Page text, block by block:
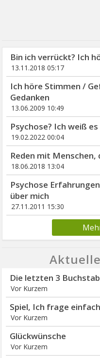
Bin ich verrückt? Ich
13.11.2018 05:17
Ich höre Stimmen /
Gedanken
13.06.2009 10:49
Psychose? Ich weiß
19.02.2022 00:04
Reden mit Menschen,
18.06.2018 13:04
Psychose
über mich
27.11.2011 15:30
Die letzten 3
Vor Kurzem
Spiel, Ich frage
Vor Kurzem
Glückwünsche
Vor Kurzem